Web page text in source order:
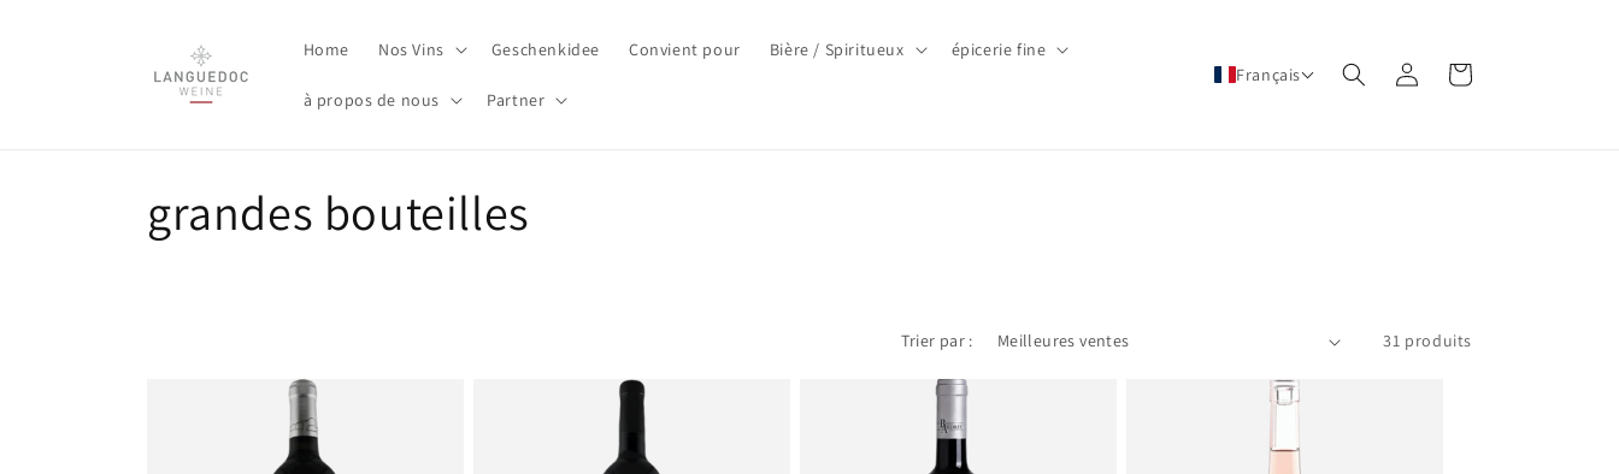
Home Nos Vins Geschenkidee Convient pour Bière / Spiritueux épicerie fine
à propos de nous Partner
Français Connexion Panier
C
grandes bouteilles
Trier par : 31 produits